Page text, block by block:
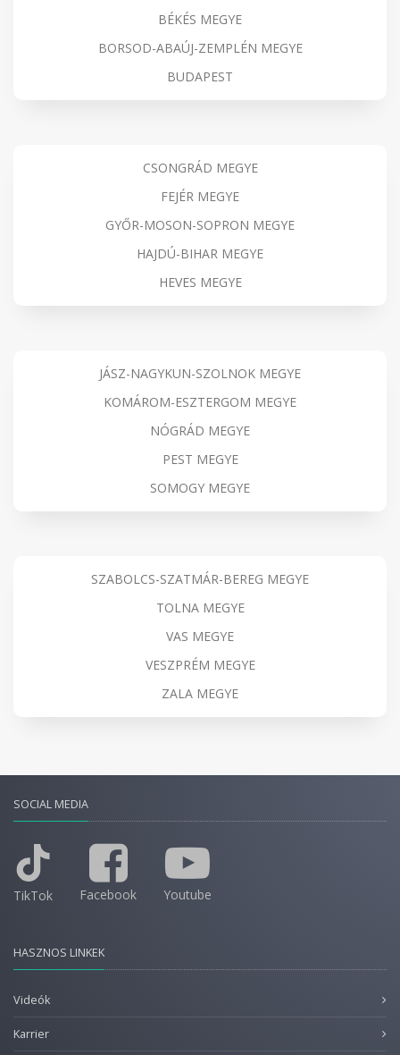
BÉKÉS MEGYE
BORSOD-ABAÚJ-ZEMPLÉN MEGYE
BUDAPEST
CSONGRÁD MEGYE
FEJÉR MEGYE
GYŐR-MOSON-SOPRON MEGYE
HAJDÚ-BIHAR MEGYE
HEVES MEGYE
JÁSZ-NAGYKUN-SZOLNOK MEGYE
KOMÁROM-ESZTERGOM MEGYE
NÓGRÁD MEGYE
PEST MEGYE
SOMOGY MEGYE
SZABOLCS-SZATMÁR-BEREG MEGYE
TOLNA MEGYE
VAS MEGYE
VESZPRÉM MEGYE
ZALA MEGYE
SOCIAL MEDIA
TikTok Facebook Youtube
HASZNOS LINKEK
Videók
Karrier